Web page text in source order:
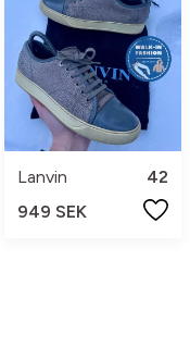
Lanvin
42
949 SEK